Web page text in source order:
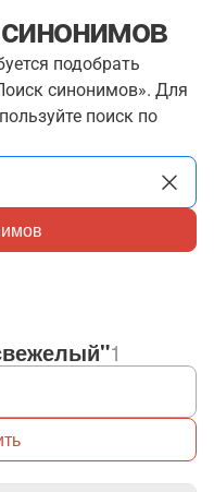
подобрать
синонимов». Для
поиск по
1